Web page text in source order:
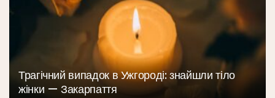
Трагічний випадок в Ужгороді: знайшли тіло
жінки — Закарпаття